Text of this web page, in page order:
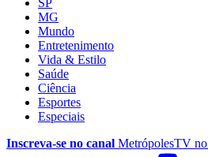
MG
Mundo
Entretenimento
Vida & Estilo
Saúde
Ciência
Esportes
Especiais
Inscreva-se no canal MetrópolesTV no